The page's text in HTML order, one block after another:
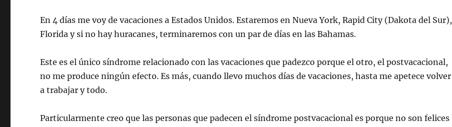
En 4 días me voy de vacaciones a Estados Unidos. Estaremos en Nueva York, Rapid City (Dakota del Sur),
Florida y si no hay huracanes, terminaremos con un par de días en las Bahamas.
Este es el único síndrome relacionado con las vacaciones que padezco porque el otro, el postvacacional,
no me produce ningún efecto. Es más, cuando llevo muchos días de vacaciones, hasta me apetece volver
a trabajar y todo.
Particularmente creo que las personas que padecen el síndrome postvacacional es porque no son felices